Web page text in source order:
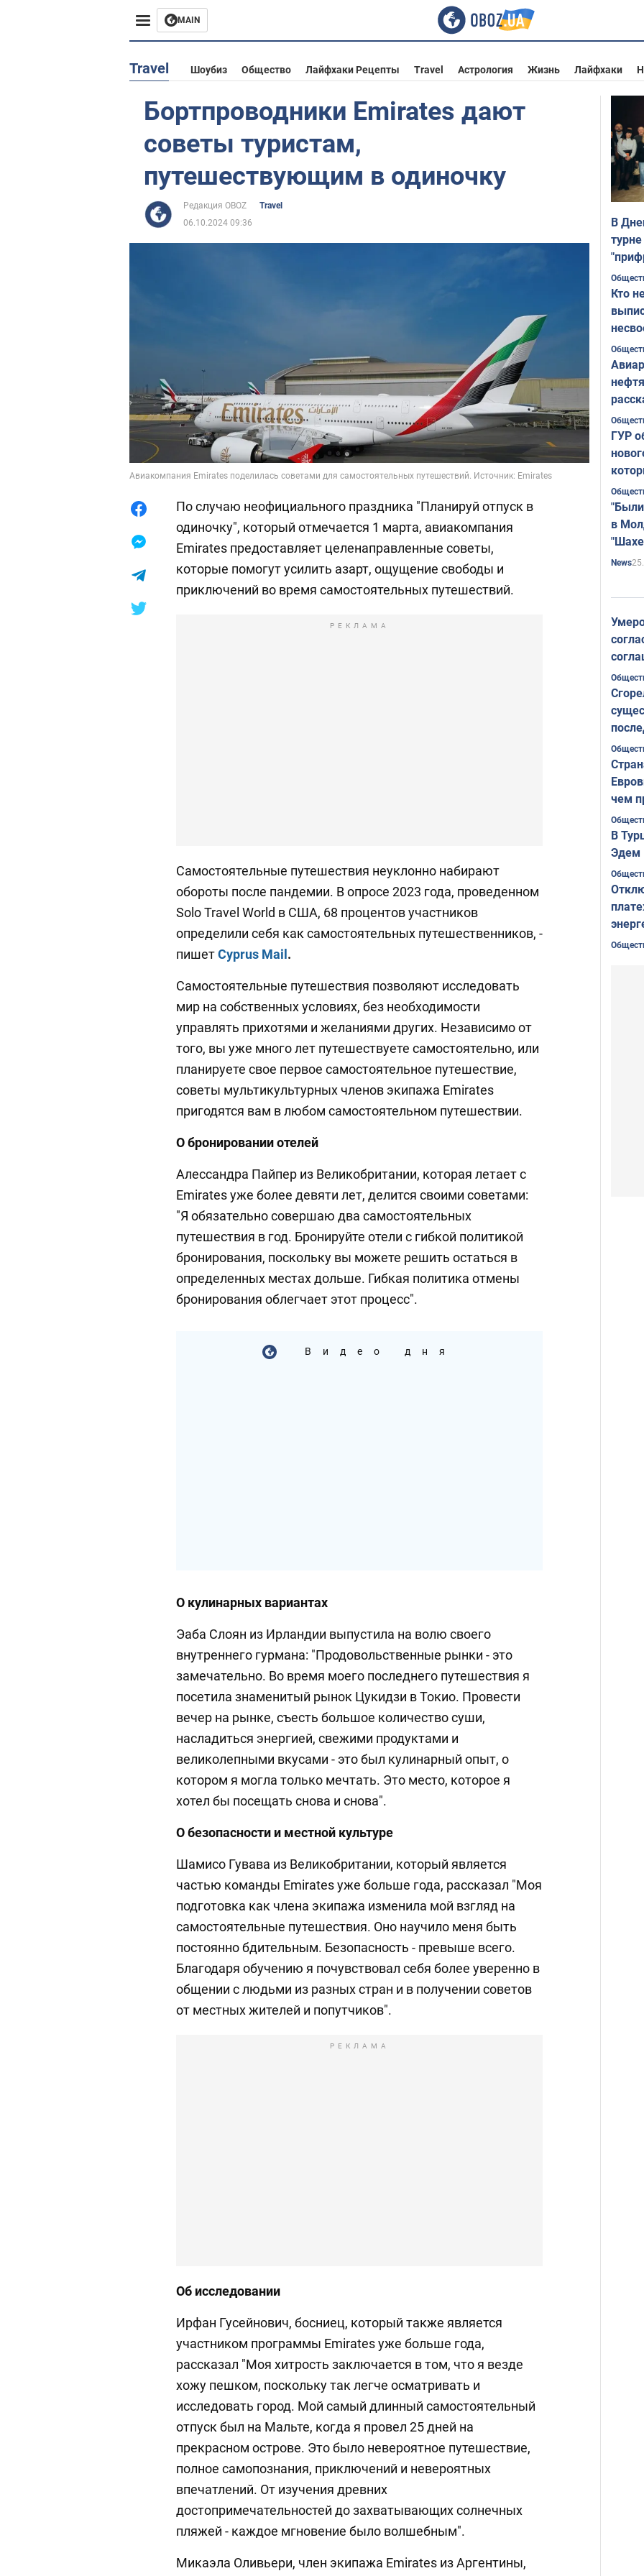
MAIN
Европа
Жизнь
Travel Шоубиз Общество Лайфхаки Рецепты Travel Астрология Жизнь Лайфхаки
Бортпроводники Emirates дают
советы туристам,
путешествующим в одиночку
Редакция OBOZ
Travel
06.10.2024 09:36
Авиакомпания Emirates поделилась советами для самостоятельных путешествий. Источник: Emirates
По случаю неофициального праздника "Планируй отпуск в
одиночку", который отмечается 1 марта, авиакомпания
Emirates предоставляет целенаправленные советы,
которые помогут усилить азарт, ощущение свободы и
приключений во время самостоятельных путешествий.
РЕКЛАМА
Самостоятельные путешествия неуклонно набирают
обороты после пандемии. В опросе 2023 года, проведенном
Solo Travel World в США, 68 процентов участников
определили себя как самостоятельных путешественников, -
пишетСyprus Mail .
Самостоятельные путешествия позволяют исследовать
мир на собственных условиях, без необходимости
управлять прихотями и желаниями других. Независимо от
того, вы уже много лет путешествуете самостоятельно, или
планируете свое первое самостоятельное путешествие,
советы мультикультурных членов экипажа Emirates
пригодятся вам в любом самостоятельном путешествии.
О бронировании отелей
Алессандра Пайпер из Великобритании, которая летает с
Emirates уже более девяти лет, делится своими советами:
"Я обязательно совершаю два самостоятельных
путешествия в год. Бронируйте отели с гибкой политикой
бронирования, поскольку вы можете решить остаться в
определенных местах дольше. Гибкая политика отмены
бронирования облегчает этот процесс".
Видео дня
О кулинарных вариантах
Эаба Слоян из Ирландии выпустила на волю своего
внутреннего гурмана: "Продовольственные рынки - это
замечательно. Во время моего последнего путешествия я
посетила знаменитый рынок Цукидзи в Токио. Провести
вечер на рынке, съесть большое количество суши,
насладиться энергией, свежими продуктами и
великолепными вкусами - это был кулинарный опыт, о
котором я могла только мечтать. Это место, которое я
хотел бы посещать снова и снова".
О безопасности и местной культуре
Шамисо Гувава из Великобритании, который является
частью команды Emirates уже больше года, рассказал "Моя
подготовка как члена экипажа изменила мой взгляд на
самостоятельные путешествия. Оно научило меня быть
постоянно бдительным. Безопасность - превыше всего.
Благодаря обучению я почувствовал себя более уверенно в
общении с людьми из разных стран и в получении советов
от местных жителей и попутчиков".
РЕКЛАМА
Об исследовании
Ирфан Гусейнович, босниец, который также является
участником программы Emirates уже больше года,
рассказал "Моя хитрость заключается в том, что я везде
хожу пешком, поскольку так легче осматривать и
исследовать город. Мой самый длинный самостоятельный
отпуск был на Мальте, когда я провел 25 дней на
прекрасном острове. Это было невероятное путешествие,
полное самопознания, приключений и невероятных
впечатлений. От изучения древних
достопримечательностей до захватывающих солнечных
пляжей - каждое мгновение было волшебным".
Микаэла Оливьери, член экипажа Emirates из Аргентины,
В
Кто
ГУР
в
News
чем
В
Эдем